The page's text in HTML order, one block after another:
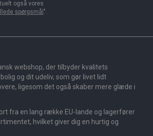
også vores
spørgsmål ".
webshop, der tilbyder kvalitets
og dit udeliv, som gør livet lidt
ligesom det også skaber mere glæde i
fra en lang række EU-lande og lagerfører
hvilket giver dig en hurtig og